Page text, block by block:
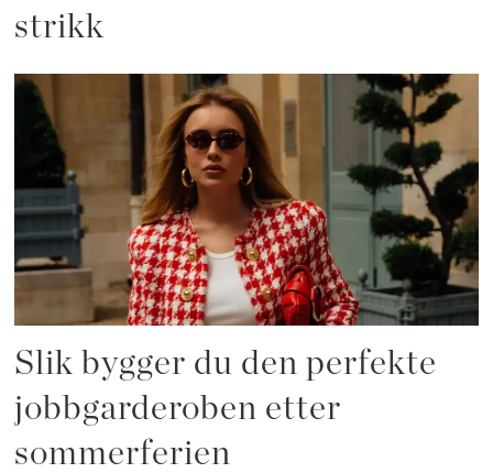
strikk
Slik bygger du den perfekte
jobbgarderoben etter
sommerferien